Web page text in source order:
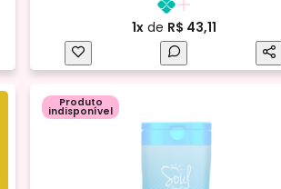
1xde R$ 43,11
Produto
indisponível